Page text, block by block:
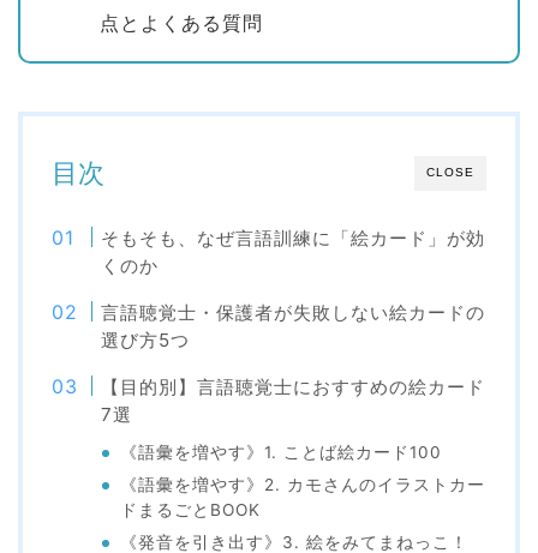
点とよくある質問
CLOSE
目次
そもそも、なぜ言語訓練に「絵カード」が効
くのか
言語聴覚士・保護者が失敗しない絵カードの
選び方5つ
【目的別】言語聴覚士におすすめの絵カード
7選
《語彙を増やす》1. ことば絵カード100
《語彙を増やす》2. カモさんのイラストカー
ドまるごとBOOK
《発音を引き出す》3. 絵をみてまねっこ！